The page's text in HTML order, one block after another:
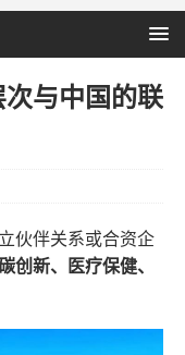
与中国的联
伙伴关系或合资企
创新、医疗保健、